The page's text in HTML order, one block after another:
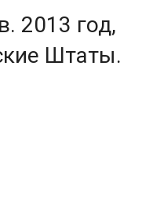
2013 год,
Штаты.